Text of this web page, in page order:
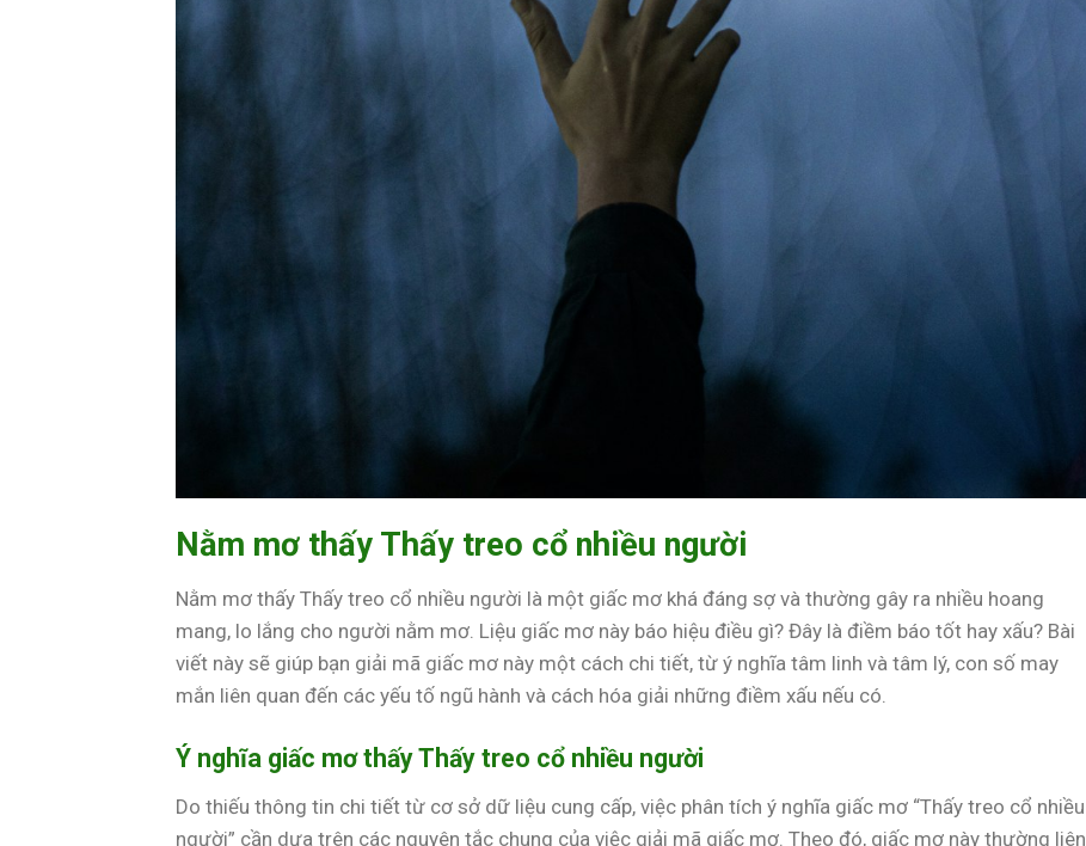
Nằm mơ thấy Thấy treo cổ nhiều người
Nằm mơ thấy Thấy treo cổ nhiều người là một giấc mơ khá đáng sợ và thường gây ra nhiều hoang
mang, lo lắng cho người nằm mơ. Liệu giấc mơ này báo hiệu điều gì? Đây là điềm báo tốt hay xấu? Bài
viết này sẽ giúp bạn giải mã giấc mơ này một cách chi tiết, từ ý nghĩa tâm linh và tâm lý, con số may
mắn liên quan đến các yếu tố ngũ hành và cách hóa giải những điềm xấu nếu có.
Ý nghĩa giấc mơ thấy Thấy treo cổ nhiều người
Do thiếu thông tin chi tiết từ cơ sở dữ liệu cung cấp, việc phân tích ý nghĩa giấc mơ “Thấy treo cổ nhiều
người” cần dựa trên các nguyên tắc chung của việc giải mã giấc mơ. Theo đó, giấc mơ này thường liên